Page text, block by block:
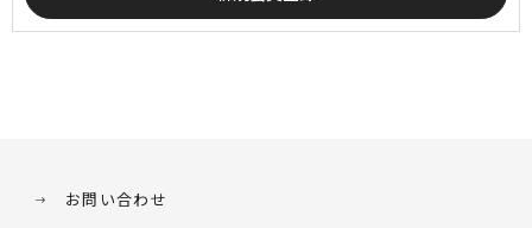
お問い合わせ